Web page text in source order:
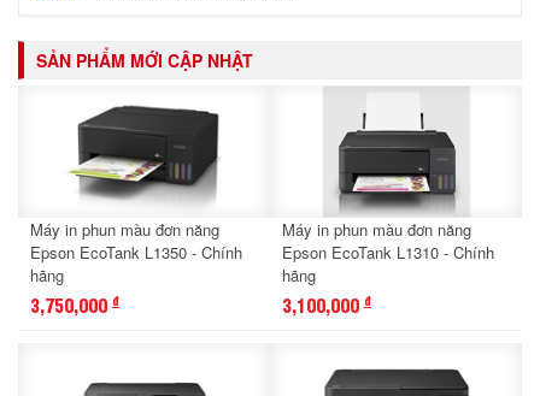
SẢN PHẨM MỚI CẬP NHẬT
Máy in phun màu đơn năng
Epson EcoTank L1350 - Chính
hãng
3,750,000 đ
Máy in phun màu đơn năng
Epson EcoTank L1310 - Chính
hãng
3,100,000 đ